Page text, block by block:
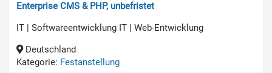
Enterprise CMS & PHP, unbefristet
IT | Softwareentwicklung IT | Web-Entwicklung
Deutschland
Kategorie: Festanstellung